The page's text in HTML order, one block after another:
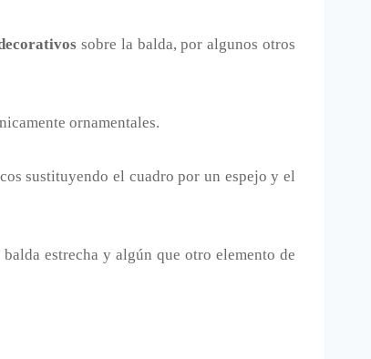
sobre la balda, por algunos otros
ornamentales.
sustituyendo el cuadro por un espejo y el
balda estrecha y algún que otro elemento de